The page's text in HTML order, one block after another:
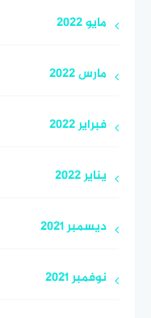
مايو 2022
مارس 2022
فبراير 2022
يناير 2022
ديسمبر 2021
نوفمبر 2021